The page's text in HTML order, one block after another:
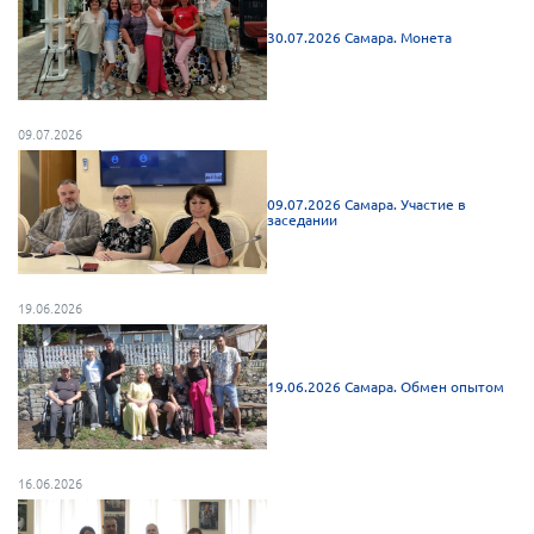
Нормативно-правовые документы
Методическая литература для НКО
Исследования, аналитика, мнения
Всероссийская онлайн конференция
"Рассеянный склероз. XX лет работы
ОООИБРС" (25-29.08.2020)
Всероссийская конференция-тренинг
29.05.2022)
Общероссийская РС
Алтайский край
Архангельская область
30.07.2026 Самара. Монета
09.07.2026
09.07.2026 Самара. Участие в
заседании
19.06.2026
19.06.2026 Самара. Обмен опытом
16.06.2026